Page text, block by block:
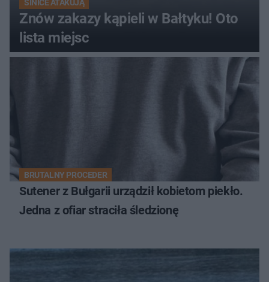
SINICE ATAKUJĄ
Znów zakazy kąpieli w Bałtyku! Oto
lista miejsc
BRUTALNY PROCEDER
Sutener z Bułgarii urządził kobietom piekło.
Jedna z ofiar straciła śledzionę